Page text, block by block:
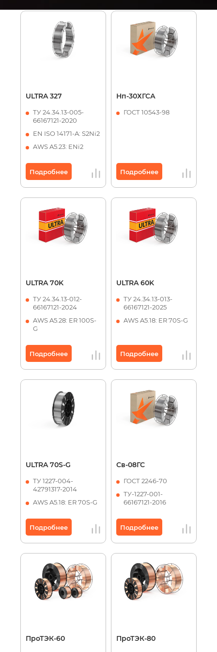
ULTRA 327
ТУ 24.34.13-005-
66167121-2020
EN ISO 14171-A: S2Ni2
AWS A5.23: ENi2
Подробнее
Нп-30ХГСА
ГОСТ 10543-98
Подробнее
ULTRA 70K
ТУ 24.34.13-012-
66167121-2024
AWS A5.28: ER 100S-
G
Подробнее
ULTRA 60K
ТУ 24.34.13-013-
66167121-2025
AWS A5.18: ER 70S-G
Подробнее
ULTRA 70S-G
ТУ 1227-004-
42791317-2014
AWS A5.18: ER 70S-G
Подробнее
Св-08ГС
ГОСТ 2246-70
ТУ-1227-001-
66167121-2016
Подробнее
ПроТЭК-60 ПроТЭК-80